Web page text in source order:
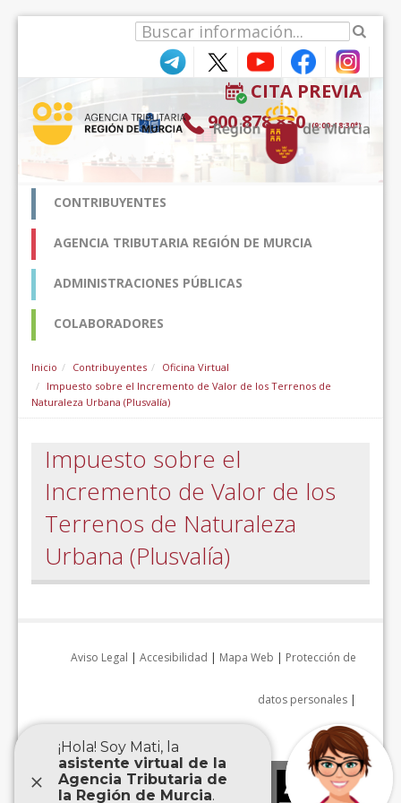
CITA PREVIA
900 878 830 (9:00-18:30*)
CONTRIBUYENTES
AGENCIA TRIBUTARIA REGIÓN DE MURCIA
ADMINISTRACIONES PÚBLICAS
COLABORADORES
Inicio Contribuyentes
Oficina Virtual
Impuesto sobre el Incremento de Valor de los Terrenos de
Naturaleza Urbana (Plusvalía)
Impuesto sobre el
Incremento de Valor de los
Terrenos de Naturaleza
Urbana (Plusvalía)
Aviso Legal | Accesibilidad | Mapa Web | Protección de
datos personales |